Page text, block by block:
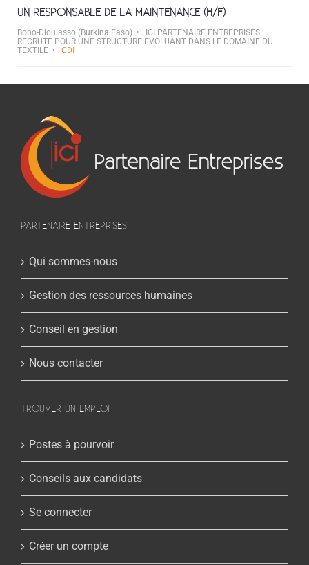
UN RESPONSABLE DE LA MAINTENANCE (H/F)
Bobo-Dioulasso (Burkina Faso)
ICI PARTENAIRE ENTREPRISES
RECRUTE POUR UNE STRUCTURE EVOLUANT DANS LE DOMAINE DU
TEXTILE
CDI
PARTENAIRE ENTREPRISES
Qui sommes-nous
Gestion des ressources humaines
Conseil en gestion
Nous contacter
TROUVER UN EMPLOI
Postes à pourvoir
Conseils aux candidats
Se connecter
Créer un compte